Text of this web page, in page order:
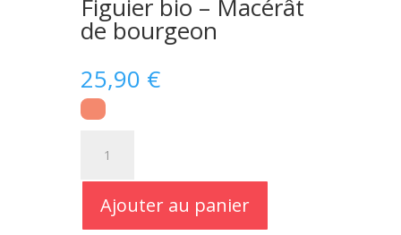
Figuier bio – Macérât
de bourgeon
25,90 €
Figuier
Ajouter au panier